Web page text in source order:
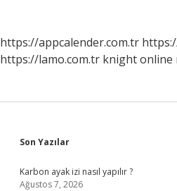
Demek
https://appcalender.com.tr
https://lamo.com.tr knight online
Sidebar
Son Yazılar
Karbon ayak izi nasıl yapılır ?
Ağustos 7, 2026